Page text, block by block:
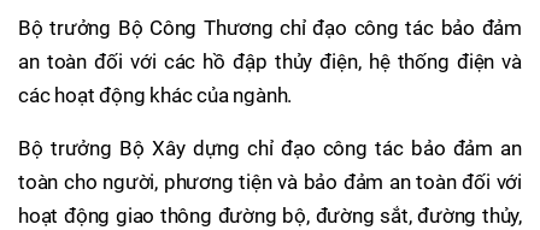
Bộ trưởng Bộ Công Thương chỉ đạo công tác bảo đảm
an toàn đối với các hồ đập thủy điện, hệ thống điện và
các hoạt động khác của ngành.
Bộ trưởng Bộ Xây dựng chỉ đạo công tác bảo đảm an
toàn cho người, phương tiện và bảo đảm an toàn đối với
hoạt động giao thông đường bộ, đường sắt, đường thủy,